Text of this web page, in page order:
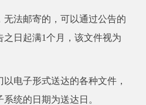
法邮寄的，可以通过公告的
日起满1个月，该文件视为
电子形式送达的各种文件，
统的日期为送达日。